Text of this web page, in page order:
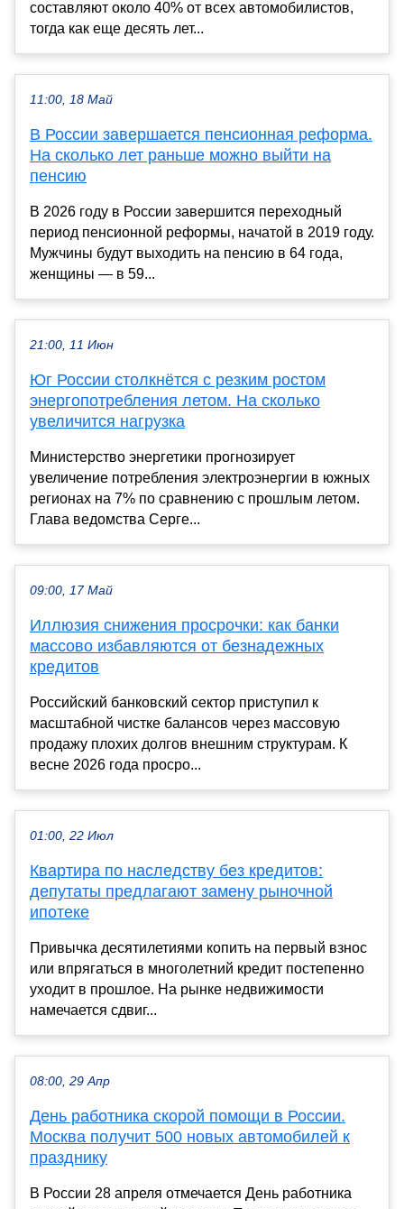
составляют около 40% от всех автомобилистов,
тогда как еще десять лет...
11:00, 18 Май
В России завершается пенсионная реформа.
На сколько лет раньше можно выйти на
пенсию
В 2026 году в России завершится переходный
период пенсионной реформы, начатой в 2019 году.
Мужчины будут выходить на пенсию в 64 года,
женщины — в 59...
21:00, 11 Июн
Юг России столкнётся с резким ростом
энергопотребления летом. На сколько
увеличится нагрузка
Министерство энергетики прогнозирует
увеличение потребления электроэнергии в южных
регионах на 7% по сравнению с прошлым летом.
Глава ведомства Серге...
09:00, 17 Май
Иллюзия снижения просрочки: как банки
массово избавляются от безнадежных
кредитов
Российский банковский сектор приступил к
масштабной чистке балансов через массовую
продажу плохих долгов внешним структурам. К
весне 2026 года просро...
01:00, 22 Июл
Квартира по наследству без кредитов:
депутаты предлагают замену рыночной
ипотеке
Привычка десятилетиями копить на первый взнос
или впрягаться в многолетний кредит постепенно
уходит в прошлое. На рынке недвижимости
намечается сдвиг...
08:00, 29 Апр
День работника скорой помощи в России.
Москва получит 500 новых автомобилей к
празднику
В России 28 апреля отмечается День работника